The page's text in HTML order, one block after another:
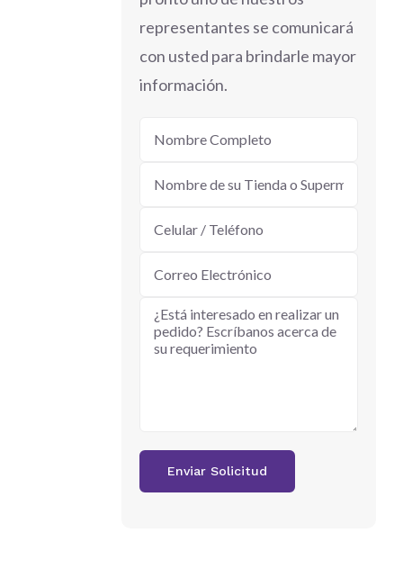
representantes se comunicará
con usted para brindarle mayor
información.